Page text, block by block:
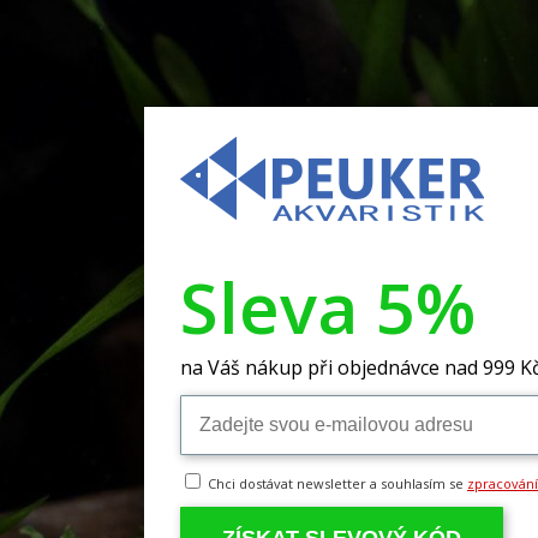
Sleva 5%
na Váš nákup při objednávce nad 999
Chci dostávat newsletter a souhlasím se